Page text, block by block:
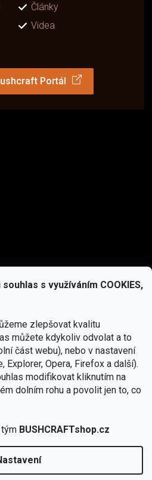
s využíváním COOKIES,
zlepšovat kvalitu
můžete kdykoliv odvolat a to
část webu), nebo v nastavení
Explorer, Opera, Firefox a další).
modifikovat kliknutím na
dolním rohu a povolit jen to, co
BUSHCRAFTshop.cz
Články
Videa
Portál
údajů
. Všechna práva